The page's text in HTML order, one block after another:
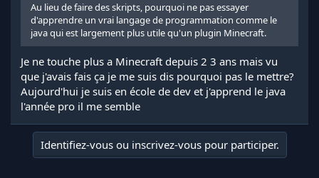
Au lieu de faire des skripts, pourquoi ne pas essayer
d'apprendre un vrai langage de programmation comme le
java qui est largement plus utile qu'un plugin Minecraft.
Je ne touche plus a Minecraft depuis 2 3 ans mais vu
que j'avais fais ça je me suis dis pourquoi pas le mettre?
Aujourd'hui je suis en école de dev et j'apprend le java
l'année pro il me semble
Identifiez-vous ou inscrivez-vous pour participer.